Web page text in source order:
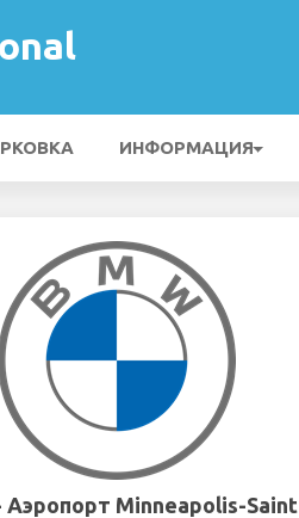
ИНФОРМАЦИЯ
Аэропорт Minneapolis-Saint